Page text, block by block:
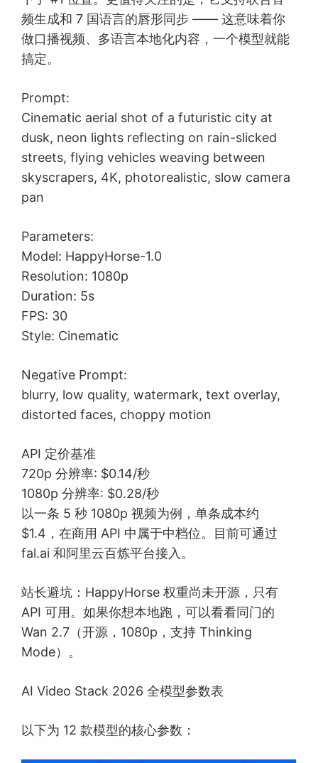
频生成和 7 国语言的唇形同步 —— 这意味着你
做口播视频、多语言本地化内容，一个模型就能
搞定。
Prompt:
Cinematic aerial shot of a futuristic city at
dusk, neon lights reflecting on rain-slicked
streets, flying vehicles weaving between
skyscrapers, 4K, photorealistic, slow camera
pan
Parameters:
Model: HappyHorse-1.0
Resolution: 1080p
Duration: 5s
FPS: 30
Style: Cinematic
Negative Prompt:
blurry, low quality, watermark, text overlay,
distorted faces, choppy motion
API 定价基准
720p 分辨率: $0.14/秒
1080p 分辨率: $0.28/秒
以一条 5 秒 1080p 视频为例，单条成本约
$1.4，在商用 API 中属于中档位。目前可通过
fal.ai 和阿里云百炼平台接入。
站长避坑：HappyHorse 权重尚未开源，只有
API 可用。如果你想本地跑，可以看看同门的
Wan 2.7（开源，1080p，支持 Thinking
Mode）。
AI Video Stack 2026 全模型参数表
以下为 12 款模型的核心参数：